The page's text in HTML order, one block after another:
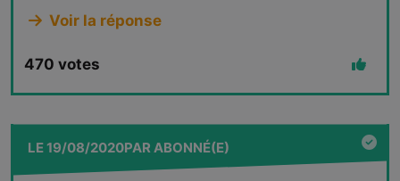
Voir la réponse
470 votes
LE19/08/2020PARABONNÉ(E)